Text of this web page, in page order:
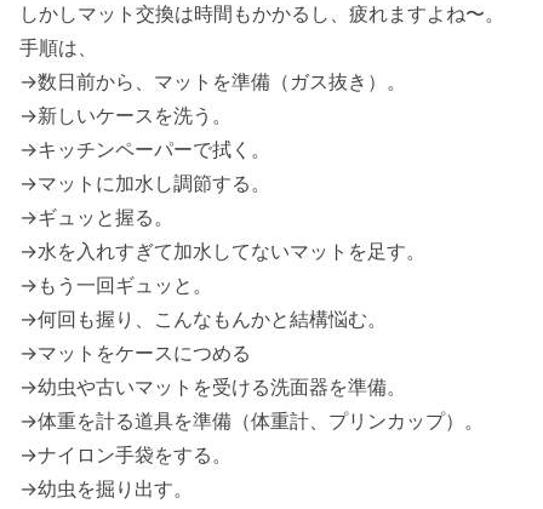
しかしマット交換は時間もかかるし、疲れますよね〜。
手順は、
→数日前から、マットを準備（ガス抜き）。
→新しいケースを洗う。
→キッチンペーパーで拭く。
→マットに加水し調節する。
→ギュッと握る。
→水を入れすぎて加水してないマットを足す。
→もう一回ギュッと。
→何回も握り、こんなもんかと結構悩む。
→マットをケースにつめる
→幼虫や古いマットを受ける洗面器を準備。
→体重を計る道具を準備（体重計、プリンカップ）。
→ナイロン手袋をする。
→幼虫を掘り出す。